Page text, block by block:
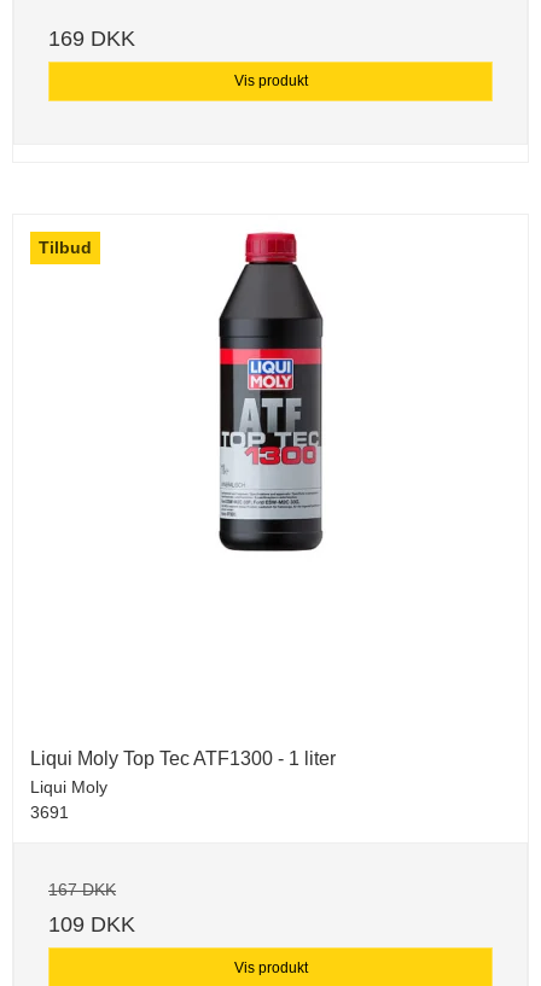
169 DKK
Vis produkt
Tilbud
Liqui Moly Top Tec ATF1300 - 1 liter
Liqui Moly
3691
167 DKK
109 DKK
Vis produkt